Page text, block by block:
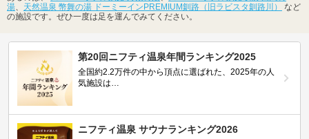
湯、 天然温泉 幣舞の湯 ドーミーインPREMIUM釧路（旧ラビスタ釧路川）
など
の施設です。ぜひ一度は足を運んでみてください。
第20回ニフティ温泉年間ランキング2025
全国約2.2万件の中から頂点に選ばれた、2025年の人
気施設は…
ニフティ温泉 サウナランキング2026